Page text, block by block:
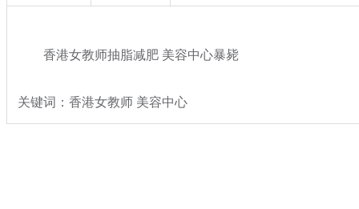
香港女教师抽脂减肥 美容中心暴毙
关键词：香港女教师 美容中心